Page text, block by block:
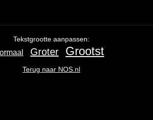
Tekstgrootte aanpassen:
Groter Grootst
Terug naar NOS.nl